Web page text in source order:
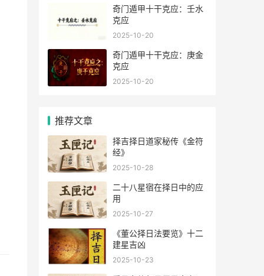
奇门遁甲十干克应：壬水
克应
2025-10-20
奇门遁甲十干克应：庚金
克应
2025-10-20
推荐文章
择吉择日道家秘传《金符
经》
2025-10-28
二十八星宿在择日中的应
用
2025-10-27
《董公择日法要览》十二
建星吉凶
2025-10-23